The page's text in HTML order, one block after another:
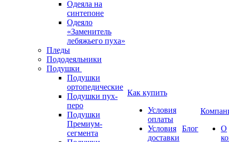
Одеяла на
синтепоне
Одеяло
«Заменитель
лебяжьего пуха»
Пледы
Пододеяльники
Подушки
Подушки
ортопедические
Подушки пух-
перо
Подушки
Премиум-
сегмента
Как купить
Условия
оплаты
Условия
доставки
Блог
О